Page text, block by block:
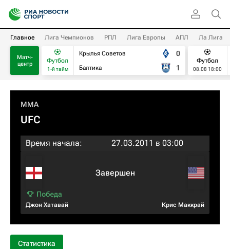
Главное Лига Чемпионов РПЛ Лига Европы АПЛ Ла Лига
Матч-
центр
Футбол
1-й тайм
Крылья Советов
Балтика
0
1
Футбол
08.08 18:00
MMA
UFC
Время начала: 27.03.2011 в 03:00
Джон Хатавай
Завершен
Крис Маккрай
Статистика